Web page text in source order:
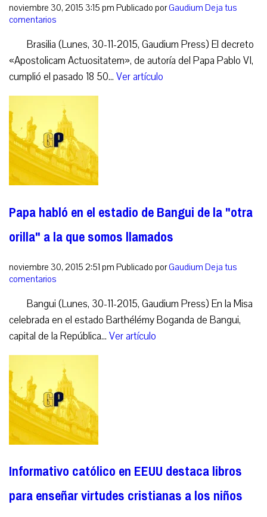
noviembre 30, 2015 3:15 pm Publicado porGaudium Deja tus
comentarios
Brasilia (Lunes, 30-11-2015, Gaudium Press) El decreto
«Apostolicam Actuositatem», de autoría del Papa Pablo VI,
cumplió el pasado 18 50... Ver artículo
Papa habló en el estadio de Bangui de la "otra
orilla" a la que somos llamados
noviembre 30, 2015 2:51 pm Publicado porGaudium Deja tus
comentarios
Bangui (Lunes, 30-11-2015, Gaudium Press) En la Misa
celebrada en el estado Barthélémy Boganda de Bangui,
capital de la República... Ver artículo
Informativo católico en EEUU destaca libros
para enseñar virtudes cristianas a los niños